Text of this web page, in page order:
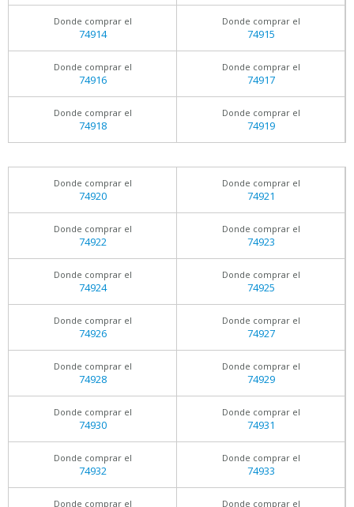
Donde comprar el
74914
Donde comprar el
74915
Donde comprar el
74916
Donde comprar el
74917
Donde comprar el
74918
Donde comprar el
74919
Donde comprar el
74920
Donde comprar el
74921
Donde comprar el
74922
Donde comprar el
74923
Donde comprar el
74924
Donde comprar el
74925
Donde comprar el
74926
Donde comprar el
74927
Donde comprar el
74928
Donde comprar el
74929
Donde comprar el
74930
Donde comprar el
74931
Donde comprar el
74932
Donde comprar el
74933
Donde comprar el Donde comprar el